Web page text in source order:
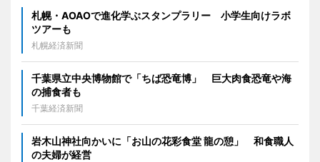
札幌・AOAOで進化学ぶスタンプラリー 小学生向けラボ
ツアーも
札幌経済新聞
千葉県立中央博物館で「ちば恐竜博」 巨大肉食恐竜や海
の捕食者も
千葉経済新聞
岩木山神社向かいに「お山の花彩食堂 龍の憩」 和食職人
の夫婦が経営